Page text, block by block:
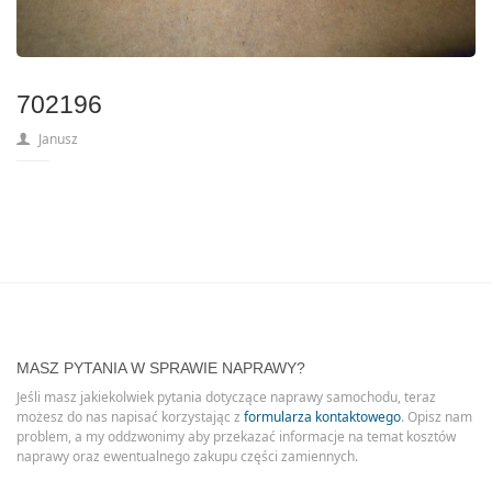
702196
Janusz
MASZ PYTANIA W SPRAWIE NAPRAWY?
Jeśli masz jakiekolwiek pytania dotyczące naprawy samochodu, teraz
możesz do nas napisać korzystając z formularza kontaktowego. Opisz nam
problem, a my oddzwonimy aby przekazać informacje na temat kosztów
naprawy oraz ewentualnego zakupu części zamiennych.